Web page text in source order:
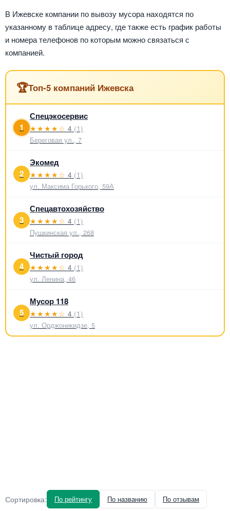
В Ижевске компании по вывозу мусора находятся по
указанному в таблице адресу, где также есть график работы
и номера телефонов по которым можно связаться с
компанией.
🏆Топ-5 компаний Ижевска
1
Спецэкосервис
★★★★☆ 4 (1)
Береговая ул., 7
2
Экомед
★★★★☆ 4 (1)
ул. Максима Горького, 59А
3
Спецавтохозяйство
★★★★☆ 4 (1)
Пушкинская ул., 268
4
Чистый город
★★★★☆ 4 (1)
ул. Ленина, 46
5
Мусор 118
★★★★☆ 4 (1)
ул. Орджоникидзе, 5
Сортировка: По рейтингу По названию По отзывам